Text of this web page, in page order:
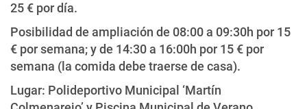
25 € por día.
Posibilidad de ampliación de 08:00 a 09:30h por 15
€ por semana; y de 14:30 a 16:00h por 15 € por
semana (la comida debe traerse de casa).
Lugar: Polideportivo Municipal ‘Martín